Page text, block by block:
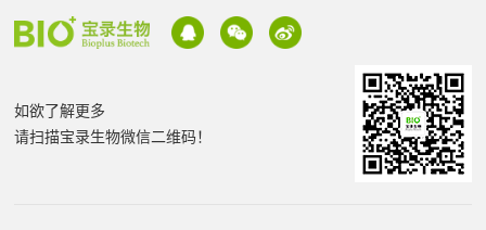
如欲了解更多
请扫描宝录生物微信二维码！